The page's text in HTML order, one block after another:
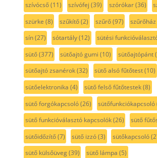
szívócső(11) szívófej (39) szórókar(36)
szürke (8) szűkítő(2) szűrő(97) szűrőház
sín(27) sótartály(12) sütési
sütő(377) sütőajtó gumi (10) sütőajtópánt
sütőajtó zsanérok(32) sütő alsó fűtőtest(10)
sütőelektronika (4) sütő felső fűtőtestek(8)
sütő forgókapcsoló(26) sütőfunkciókapcsoló
sütő funkcióválasztó kapcsolók(26) sütő
sütőidőzítő(7) sütő izzó(3) sütőkapcsoló
sütő külsőüveg(39) sütő lámpa (5)